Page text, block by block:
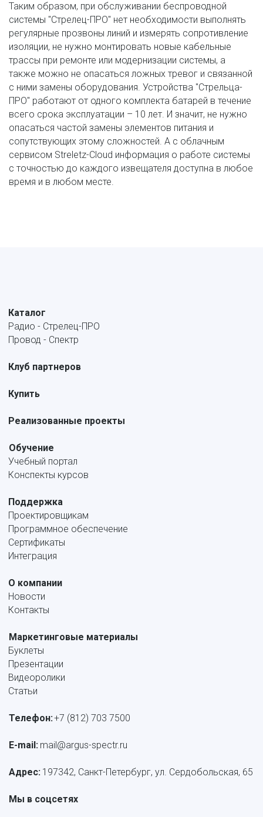
Таким образом, при обслуживании беспроводной
системы "Стрелец-ПРО" нет необходимости выполнять
регулярные прозвоны линий и измерять сопротивление
изоляции, не нужно монтировать новые кабельные
трассы при ремонте или модернизации системы, а
также можно не опасаться ложных тревог и связанной
с ними замены оборудования. Устройства "Стрельца-
ПРО" работают от одного комплекта батарей в течение
всего срока эксплуатации – 10 лет. И значит, не нужно
опасаться частой замены элементов питания и
сопутствующих этому сложностей. А с облачным
сервисом Streletz-Cloud информация о работе системы
с точностью до каждого извещателя доступна в любое
время и в любом месте.
Каталог
Радио - Стрелец-ПРО
Провод - Спектр
Клуб партнеров
Купить
Реализованные проекты
Обучение
Учебный портал
Конспекты курсов
Поддержка
Проектировщикам
Программное обеспечение
Сертификаты
Интеграция
О компании
Новости
Контакты
Маркетинговые материалы
Буклеты
Презентации
Видеоролики
Статьи
Телефон:+7 (812) 703 7500
E-mail: mail@argus-spectr.ru
Адрес: 197342, Санкт-Петербург, ул. Сердобольская, 65
Мы в соцсетях